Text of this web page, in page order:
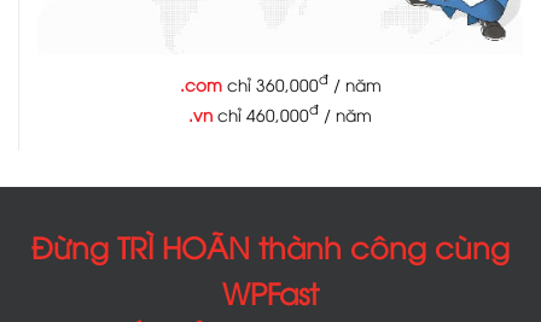
.comchỉ 360,000đ/ năm
.vn chỉ 460,000đ / năm
Đừng TRÌ HOÃN thành công cùng
WPFast